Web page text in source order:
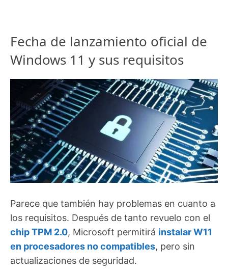
Fecha de lanzamiento oficial de
Windows 11 y sus requisitos
Parece que también hay problemas en cuanto a
los requisitos. Después de tanto revuelo con el
chip TPM 2.0, Microsoft permitirá instalar W11
en procesadores no compatibles, pero sin
actualizaciones de seguridad.